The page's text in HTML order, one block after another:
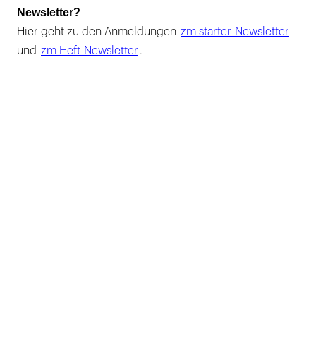
Newsletter?
Hier geht zu den Anmeldungen zm starter-Newsletter
und zm Heft-Newsletter .